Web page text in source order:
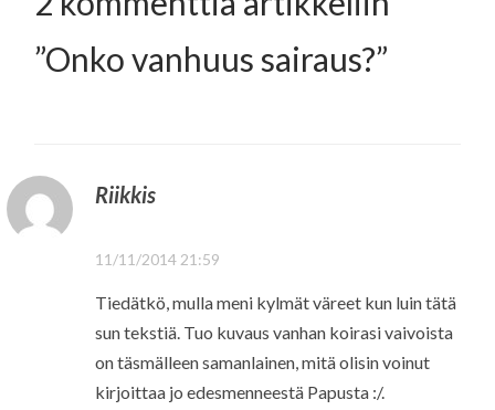
”Onko vanhuus sairaus?”
Riikkis
11/11/2014 21:59
Tiedätkö, mulla meni kylmät väreet kun luin tätä
sun tekstiä. Tuo kuvaus vanhan koirasi vaivoista
on täsmälleen samanlainen, mitä olisin voinut
kirjoittaa jo edesmenneestä Papusta :/.